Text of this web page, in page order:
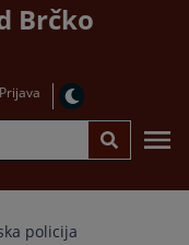
Brčko
Prijava
policija